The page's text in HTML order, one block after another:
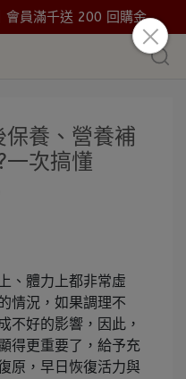
員滿千送 200 回購金
保養、營養補
一次搞懂
、體力上都非常虛
情況，如果調理不
不好的影響，因此，
得更重要了，給予充
原，早日恢復活力與